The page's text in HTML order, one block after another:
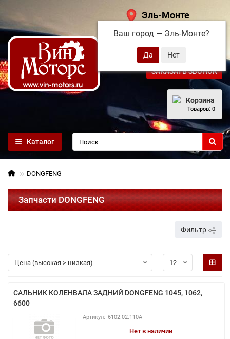
Эль-Монте
Ваш город — Эль-Монте?
+7 (495) 108-68-71
ЗАКАЗАТЬ ЗВОНОК
Корзина
Товаров: 0
Каталог
DONGFENG
Запчасти DONGFENG
Фильтр
САЛЬНИК КОЛЕНВАЛА ЗАДНИЙ DONGFENG 1045, 1062,
6600
6102.02.110A
Нет в наличии